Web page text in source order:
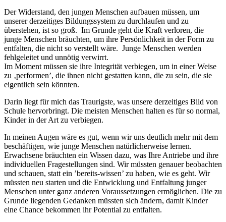
Der Widerstand, den jungen Menschen aufbauen müssen, um
unserer derzeitiges Bildungssystem zu durchlaufen und zu
überstehen, ist so groß. Im Grunde geht die Kraft verloren, die
junge Menschen bräuchten, um ihre Persönlichkeit in der Form zu
entfalten, die nicht so verstellt wäre. Junge Menschen werden
fehlgeleitet und unnötig verwirrt.
Im Moment müssen sie ihre Integrität verbiegen, um in einer Weise
zu ‚performen’, die ihnen nicht gestatten kann, die zu sein, die sie
eigentlich sein könnten.
Darin liegt für mich das Traurigste, was unsere derzeitiges Bild von
Schule hervorbringt. Die meisten Menschen halten es für so normal,
Kinder in der Art zu verbiegen.
In meinen Augen wäre es gut, wenn wir uns deutlich mehr mit dem
beschäftigen, wie junge Menschen natürlicherweise lernen.
Erwachsene bräuchten ein Wissen dazu, was Ihre Antriebe und ihre
individuellen Fragestellungen sind. Wir müssten genauer beobachten
und schauen, statt ein ’bereits-wissen’ zu haben, wie es geht. Wir
müssten neu starten und die Entwicklung und Entfaltung junger
Menschen unter ganz anderen Voraussetzungen ermöglichen. Die zu
Grunde liegenden Gedanken müssten sich ändern, damit Kinder
eine Chance bekommen ihr Potential zu entfalten.